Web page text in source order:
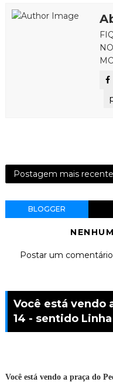
Postagem mais recente
BLOGGER
Postar um comentário
Você está vendo
14 - sentido
Você está vendo a praça do